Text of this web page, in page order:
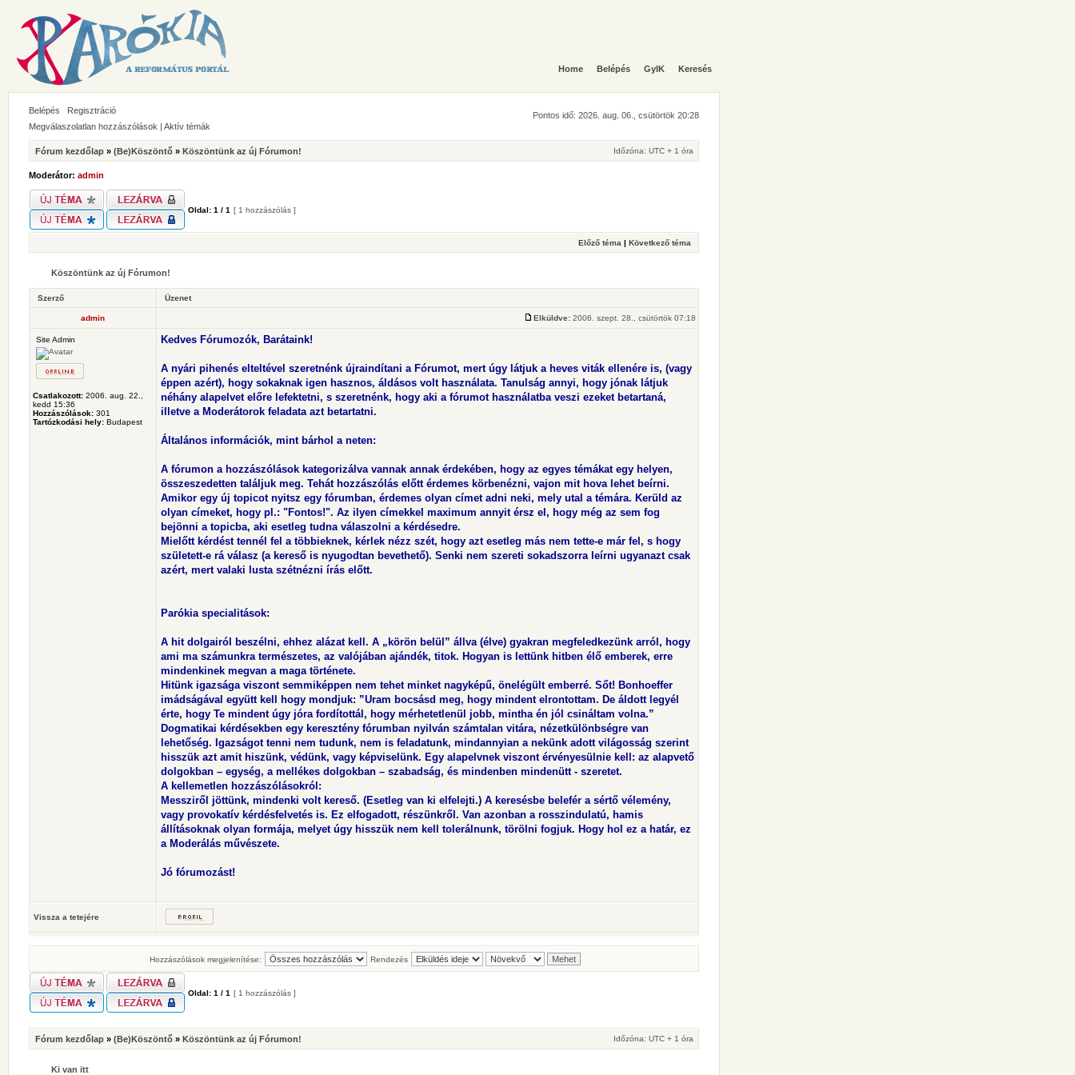
Home Belépés GyIK Keresés
Belépés Regisztráció
Pontos idő: 2026. aug. 06., csütörtök 20:28
Megválaszolatlan hozzászólások | Aktív témák
Fórum kezdőlap » (Be)Köszöntő » Köszöntünk az új Fórumon! Időzóna: UTC + 1 óra
Moderátor: admin
Oldal: 1 / 1 [ 1 hozzászólás ]
Előző téma | Következő téma
Köszöntünk az új Fórumon!
Szerző Üzenet
admin Elküldve: 2006. szept. 28., csütörtök 07:18
Site Admin
Csatlakozott: 2006. aug. 22.,
kedd 15:36
Hozzászólások: 301
Tartózkodási hely: Budapest
Kedves Fórumozók, Barátaink!
A nyári pihenés elteltével szeretnénk újraindítani a Fórumot, mert úgy látjuk a heves viták ellenére is, (vagy
éppen azért), hogy sokaknak igen hasznos, áldásos volt használata. Tanulság annyi, hogy jónak látjuk
néhány alapelvet előre lefektetni, s szeretnénk, hogy aki a fórumot használatba veszi ezeket betartaná,
illetve a Moderátorok feladata azt betartatni.
Általános információk, mint bárhol a neten:
A fórumon a hozzászólások kategorizálva vannak annak érdekében, hogy az egyes témákat egy helyen,
összeszedetten találjuk meg. Tehát hozzászólás előtt érdemes körbenézni, vajon mit hova lehet beírni.
Amikor egy új topicot nyitsz egy fórumban, érdemes olyan címet adni neki, mely utal a témára. Kerüld az
olyan címeket, hogy pl.: "Fontos!". Az ilyen címekkel maximum annyit érsz el, hogy még az sem fog
bejönni a topicba, aki esetleg tudna válaszolni a kérdésedre.
Mielőtt kérdést tennél fel a többieknek, kérlek nézz szét, hogy azt esetleg más nem tette-e már fel, s hogy
született-e rá válasz (a kereső is nyugodtan bevethető). Senki nem szereti sokadszorra leírni ugyanazt csak
azért, mert valaki lusta szétnézni írás előtt.
Parókia specialitások:
A hit dolgairól beszélni, ehhez alázat kell. A „körön belül” állva (élve) gyakran megfeledkezünk arról, hogy
ami ma számunkra természetes, az valójában ajándék, titok. Hogyan is lettünk hitben élő emberek, erre
mindenkinek megvan a maga története.
Hitünk igazsága viszont semmiképpen nem tehet minket nagyképű, önelégült emberré. Sőt! Bonhoeffer
imádságával együtt kell hogy mondjuk: ”Uram bocsásd meg, hogy mindent elrontottam. De áldott legyél
érte, hogy Te mindent úgy jóra fordítottál, hogy mérhetetlenül jobb, mintha én jól csináltam volna.”
Dogmatikai kérdésekben egy keresztény fórumban nyilván számtalan vitára, nézetkülönbségre van
lehetőség. Igazságot tenni nem tudunk, nem is feladatunk, mindannyian a nekünk adott világosság szerint
hisszük azt amit hiszünk, védünk, vagy képviselünk. Egy alapelvnek viszont érvényesülnie kell: az alapvető
dolgokban – egység, a mellékes dolgokban – szabadság, és mindenben mindenütt - szeretet.
A kellemetlen hozzászólásokról:
Messziről jöttünk, mindenki volt kereső. (Esetleg van ki elfelejti.) A keresésbe belefér a sértő vélemény,
vagy provokatív kérdésfelvetés is. Ez elfogadott, részünkről. Van azonban a rosszindulatú, hamis
állításoknak olyan formája, melyet úgy hisszük nem kell tolerálnunk, törölni fogjuk. Hogy hol ez a határ, ez
a Moderálás művészete.
Jó fórumozást!
Vissza a tetejére
Hozzászólások megjelenítése: Rendezés
Oldal: 1 / 1 [ 1 hozzászólás ]
Fórum kezdőlap » (Be)Köszöntő » Köszöntünk az új Fórumon! Időzóna: UTC + 1 óra
Ki van itt